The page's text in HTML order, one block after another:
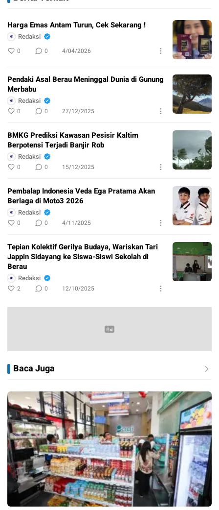
Harga Emas Antam Turun, Cek Sekarang !
Redaksi
0 0 4/04/2026
Pendaki Asal Berau Meninggal Dunia di Gunung
Merbabu
Redaksi
0 0 27/12/2025
BMKG Prediksi Kawasan Pesisir Kaltim
Berpotensi Terjadi Banjir Rob
Redaksi
0 0 15/12/2025
Pembalap Indonesia Veda Ega Pratama Akan
Berlaga di Moto3 2026
Redaksi
0 0 4/11/2025
Tepian Kolektif Gerilya Budaya, Wariskan Tari
Jappin Sidayang ke Siswa-Siswi Sekolah di
Berau
Redaksi
2 0 12/10/2025
Baca Juga